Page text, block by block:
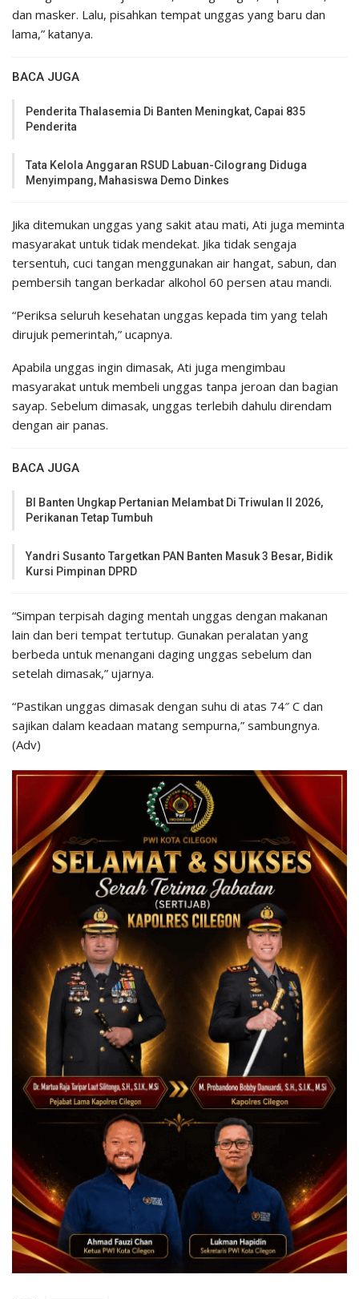
dan masker. Lalu, pisahkan tempat unggas yang baru dan
lama,” katanya.
BACA JUGA
Penderita Thalasemia Di Banten Meningkat, Capai 835
Penderita
Tata Kelola Anggaran RSUD Labuan-Cilograng Diduga
Menyimpang, Mahasiswa Demo Dinkes
Jika ditemukan unggas yang sakit atau mati, Ati juga meminta
masyarakat untuk tidak mendekat. Jika tidak sengaja
tersentuh, cuci tangan menggunakan air hangat, sabun, dan
pembersih tangan berkadar alkohol 60 persen atau mandi.
“Periksa seluruh kesehatan unggas kepada tim yang telah
dirujuk pemerintah,” ucapnya.
Apabila unggas ingin dimasak, Ati juga mengimbau
masyarakat untuk membeli unggas tanpa jeroan dan bagian
sayap. Sebelum dimasak, unggas terlebih dahulu direndam
dengan air panas.
BACA JUGA
BI Banten Ungkap Pertanian Melambat Di Triwulan II 2026,
Perikanan Tetap Tumbuh
Yandri Susanto Targetkan PAN Banten Masuk 3 Besar, Bidik
Kursi Pimpinan DPRD
“Simpan terpisah daging mentah unggas dengan makanan
lain dan beri tempat tertutup. Gunakan peralatan yang
berbeda untuk menangani daging unggas sebelum dan
setelah dimasak,” ujarnya.
“Pastikan unggas dimasak dengan suhu di atas 74″ C dan
sajikan dalam keadaan matang sempurna,” sambungnya.
(Adv)